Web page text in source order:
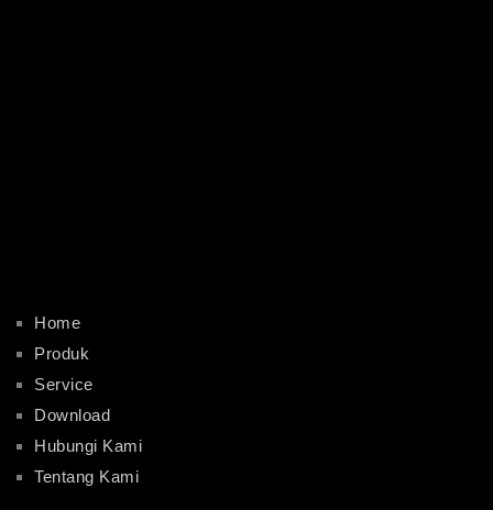
Home
Produk
Service
Download
Hubungi Kami
Tentang Kami